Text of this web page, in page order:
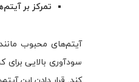
تمرکز بر
آیتم‌های محبوب
سودآوری بالایی